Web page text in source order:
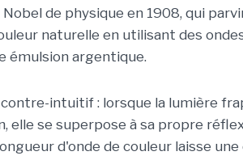
de physique en 1908, qui
naturelle en utilisant des
émulsion argentique.
intuitif : lorsque la lumière
elle se superpose à sa propre
d'onde de couleur laisse